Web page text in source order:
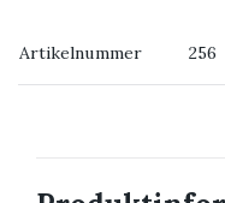
Artikelnummer 256